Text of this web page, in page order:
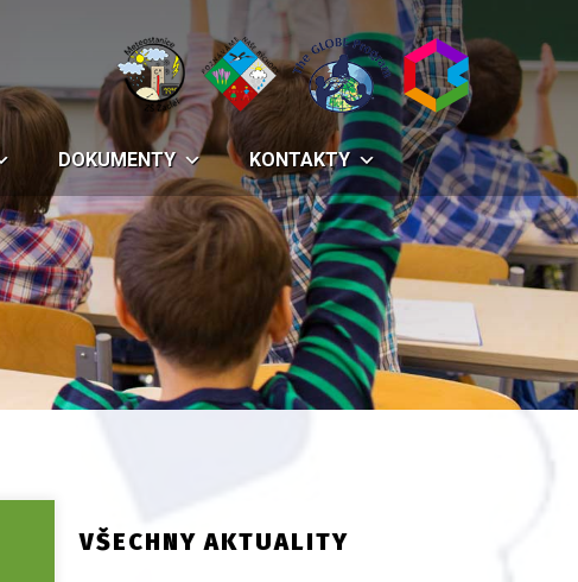
DOKUMENTY KONTAKTY
VŠECHNY AKTUALITY